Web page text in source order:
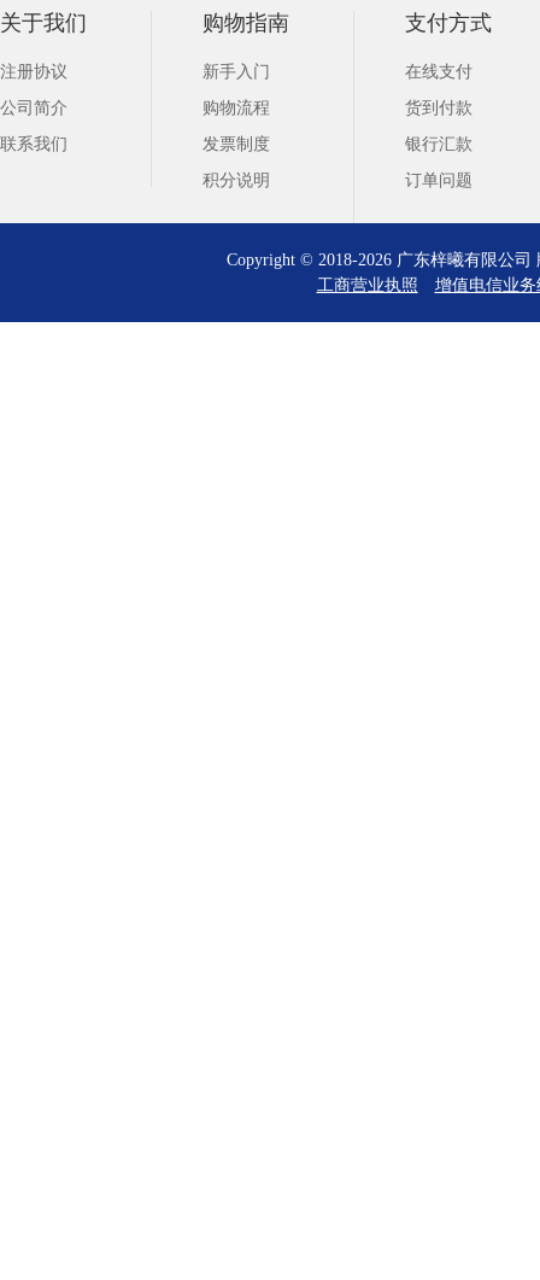
关于我们
注册协议
公司简介
联系我们
购物指南
新手入门
购物流程
发票制度
积分说明
支付方式
在线支付
货到付款
银行汇款
订单问题
Copyright © 2018-2026 广东梓曦有限公
工商营业执照
增值电信业务